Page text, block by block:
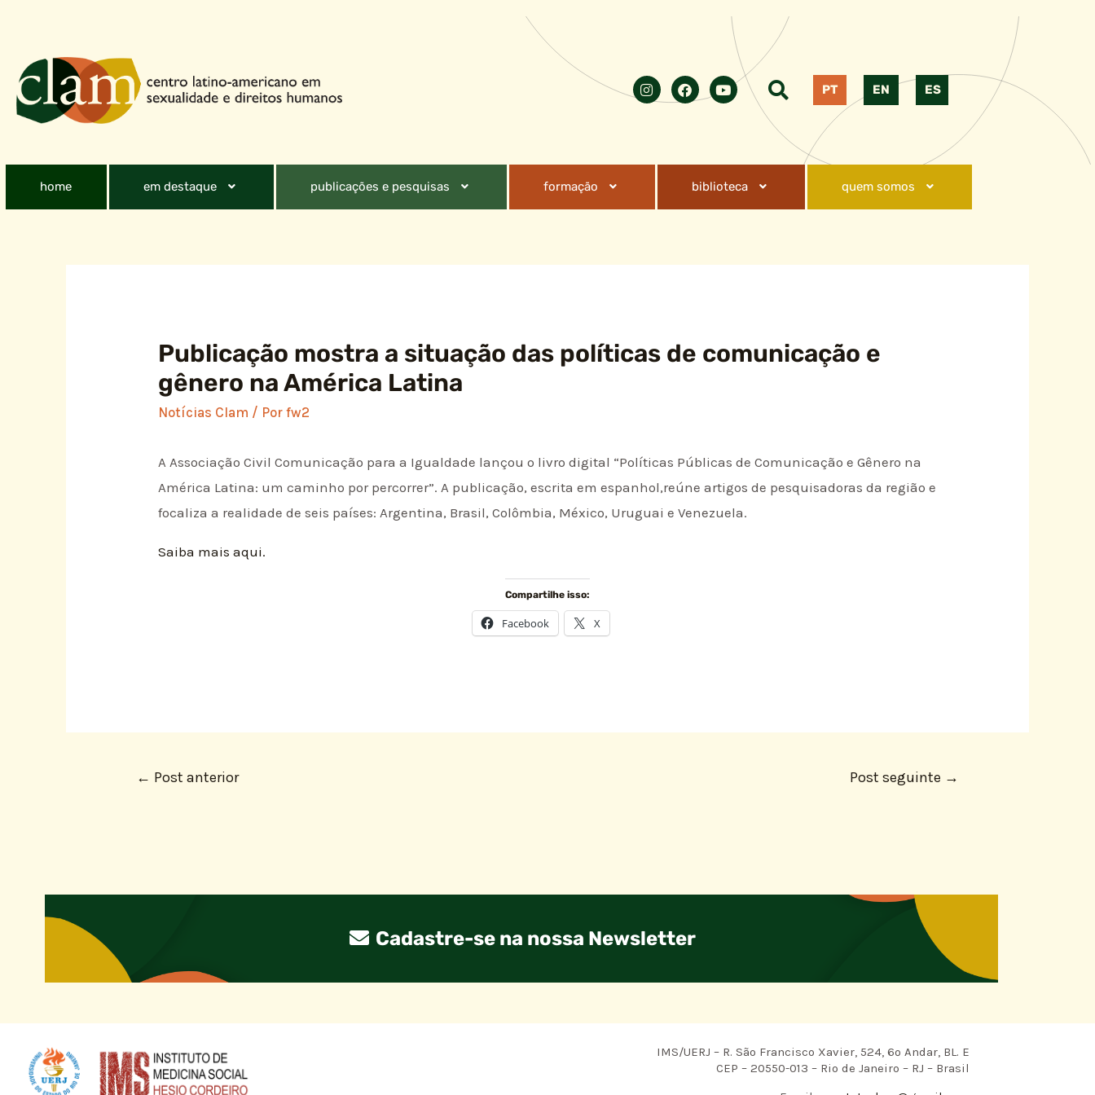
PT EN ES
home em destaque publicações e pesquisas formação biblioteca quem somos
Publicação mostra a situação das políticas de comunicação e
gênero na América Latina
Notícias Clam / Porfw2
A Associação Civil Comunicação para a Igualdade lançou o livro digital “Políticas Públicas de Comunicação e Gênero na
América Latina: um caminho por percorrer”. A publicação, escrita em espanhol,reúne artigos de pesquisadoras da região e
focaliza a realidade de seis países: Argentina, Brasil, Colômbia, México, Uruguai e Venezuela.
Saiba mais aqui.
Compartilhe isso:
Facebook X
← Post anterior Post seguinte →
Cadastre-se na nossa Newsletter
IMS/UERJ – R. São Francisco Xavier, 524, 6º Andar, BL. E
CEP – 20550-013 – Rio de Janeiro – RJ – Brasil